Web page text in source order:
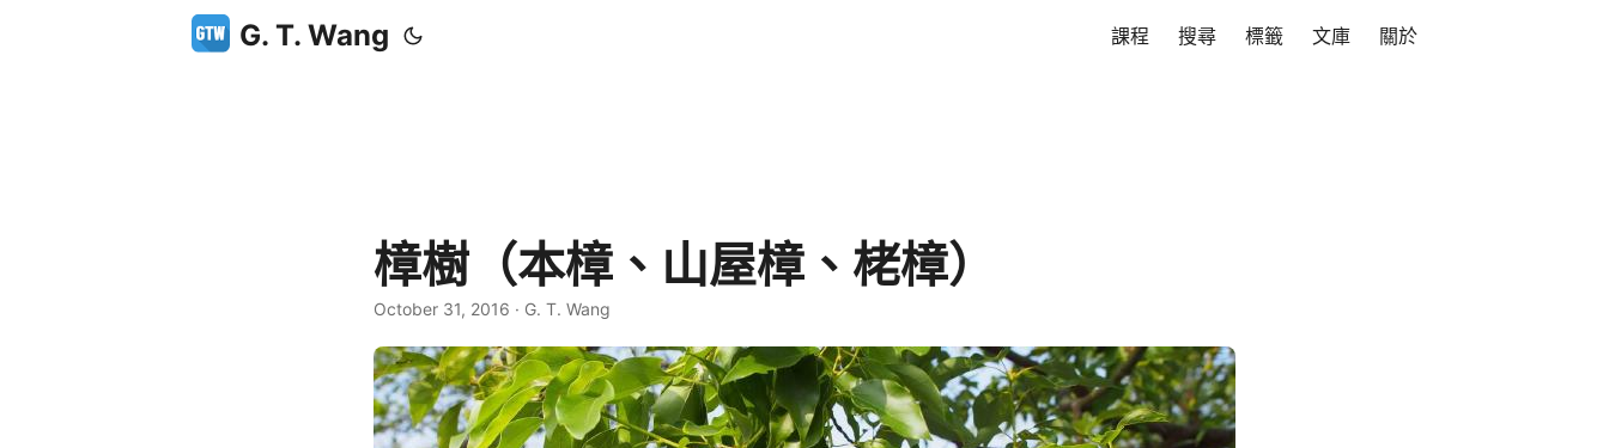
G. T. Wang 課程 搜尋 標籤 文庫 關於
樟樹（本樟、山屋樟、栳樟）
October 31, 2016 · G. T. Wang